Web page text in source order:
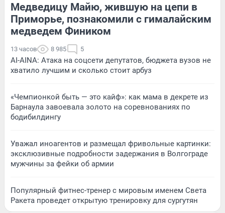
Медведицу Майю, жившую на цепи в
Приморье, познакомили с гималайским
медведем Фиником
13 часов 8 985 5
AI-AINA: Атака на соцсети депутатов, бюджета вузов не
хватило лучшим и сколько стоит арбуз
«Чемпионкой быть — это кайф»: как мама в декрете из
Барнаула завоевала золото на соревнованиях по
бодибилдингу
Уважал иноагентов и размещал фривольные картинки:
эксклюзивные подробности задержания в Волгограде
мужчины за фейки об армии
Популярный фитнес-тренер с мировым именем Света
Ракета проведет открытую тренировку для сургутян